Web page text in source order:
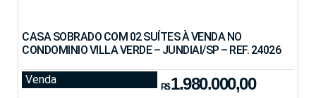
CASA SOBRADO COM 02 SUÍTES À VENDA NO
CONDOMINIO VILLA VERDE – JUNDIAI/SP – REF. 24026
Venda
R$1.980.000,00